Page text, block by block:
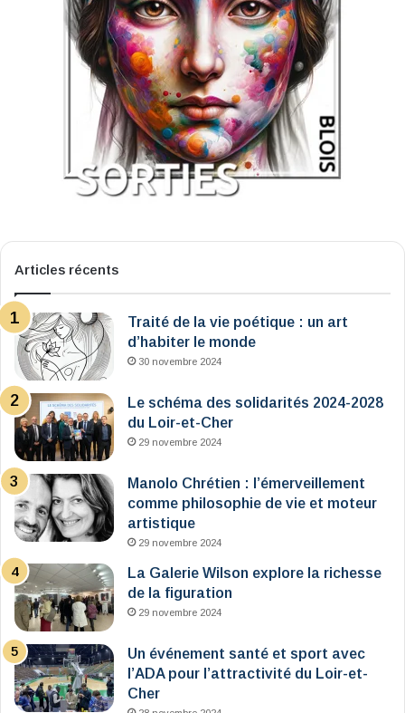
Articles récents
Traité de la vie poétique : un art
d’habiter le monde
30 novembre 2024
Le schéma des solidarités 2024-2028
du Loir-et-Cher
29 novembre 2024
Manolo Chrétien : l’émerveillement
comme philosophie de vie et moteur
artistique
29 novembre 2024
La Galerie Wilson explore la richesse
de la figuration
29 novembre 2024
Un événement santé et sport avec
l’ADA pour l’attractivité du Loir-et-
Cher